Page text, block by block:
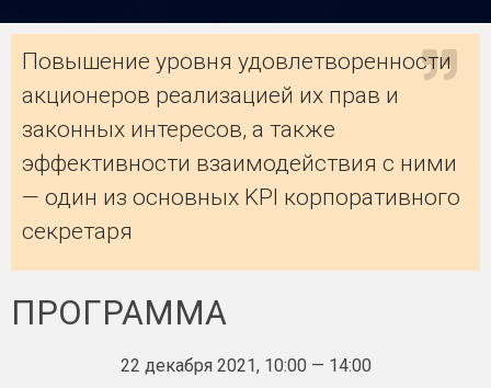
Повышение уровня удовлетворенности
акционеров реализацией их прав и
законных интересов, а также
эффективности взаимодействия с ними
— один из основных KPI корпоративного
секретаря
ПРОГРАММА
22 декабря 2021, 10:00 — 14:00